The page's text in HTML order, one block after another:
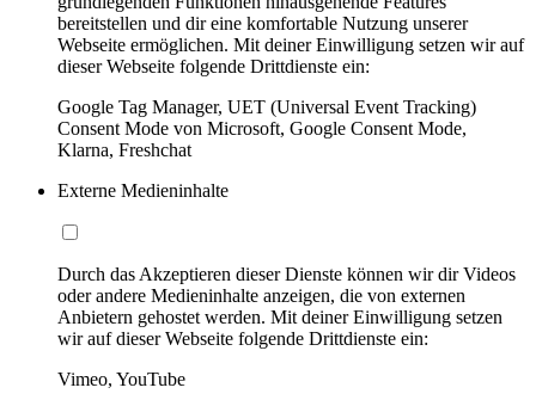
bereitstellen und dir eine komfortable Nutzung unserer
Webseite ermöglichen. Mit deiner Einwilligung setzen wir auf
dieser Webseite folgende Drittdienste ein:
Google Tag Manager, UET (Universal Event Tracking)
Consent Mode von Microsoft, Google Consent Mode,
Klarna, Freshchat
Externe Medieninhalte
Durch das Akzeptieren dieser Dienste können wir dir Videos
oder andere Medieninhalte anzeigen, die von externen
Anbietern gehostet werden. Mit deiner Einwilligung setzen
wir auf dieser Webseite folgende Drittdienste ein:
Vimeo, YouTube